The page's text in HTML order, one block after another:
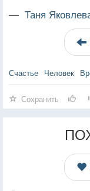
— Таня
Счастье Человек
Сохранить